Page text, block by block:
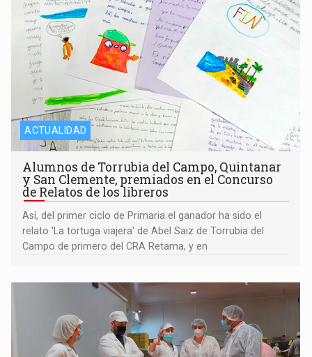
ACTUALIDAD
Alumnos de Torrubia del Campo, Quintanar
y San Clemente, premiados en el Concurso
de Relatos de los libreros
Así, del primer ciclo de Primaria el ganador ha sido el
relato 'La tortuga viajera' de Abel Saiz de Torrubia del
Campo de primero del CRA Retama, y en